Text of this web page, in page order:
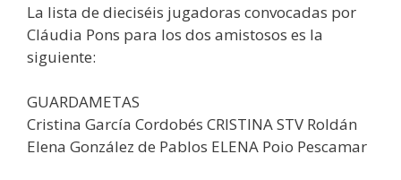
La lista de dieciséis jugadoras convocadas por
Cláudia Pons para los dos amistosos es la
siguiente:
GUARDAMETAS
Cristina García Cordobés CRISTINA STV Roldán
Elena González de Pablos ELENA Poio Pescamar